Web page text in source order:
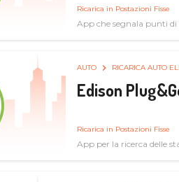
Ricarica in Postazioni Fisse
App che segnala punti
AUTO RICARICA AUTO
Edison
Ricarica in Postazioni Fisse
App per la ricerca delle